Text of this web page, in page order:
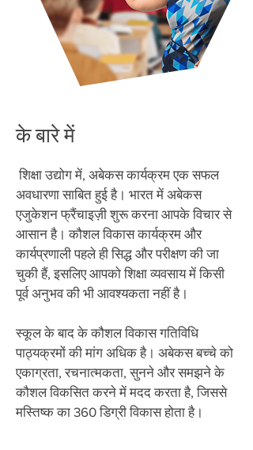
के बारे में
​शिक्षा उद्योग में, अबेकस कार्यक्रम एक सफल
अवधारणा साबित हुई है। भारत में अबेकस
एजुकेशन फ्रैंचाइज़ी शुरू करना आपके विचार से
आसान है। कौशल विकास कार्यक्रम और
कार्यप्रणाली पहले ही सिद्ध और परीक्षण की जा
चुकी हैं, इसलिए आपको शिक्षा व्यवसाय में किसी
पूर्व अनुभव की भी आवश्यकता नहीं है।
स्कूल के बाद के कौशल विकास गतिविधि
पाठ्यक्रमों की मांग अधिक है। अबेकस बच्चे को
एकाग्रता, रचनात्मकता, सुनने और समझने के
कौशल विकसित करने में मदद करता है, जिससे
मस्तिष्क का 360 डिग्री विकास होता है।